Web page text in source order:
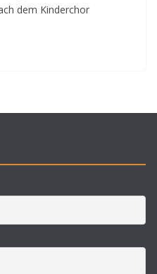
dem Kinderchor